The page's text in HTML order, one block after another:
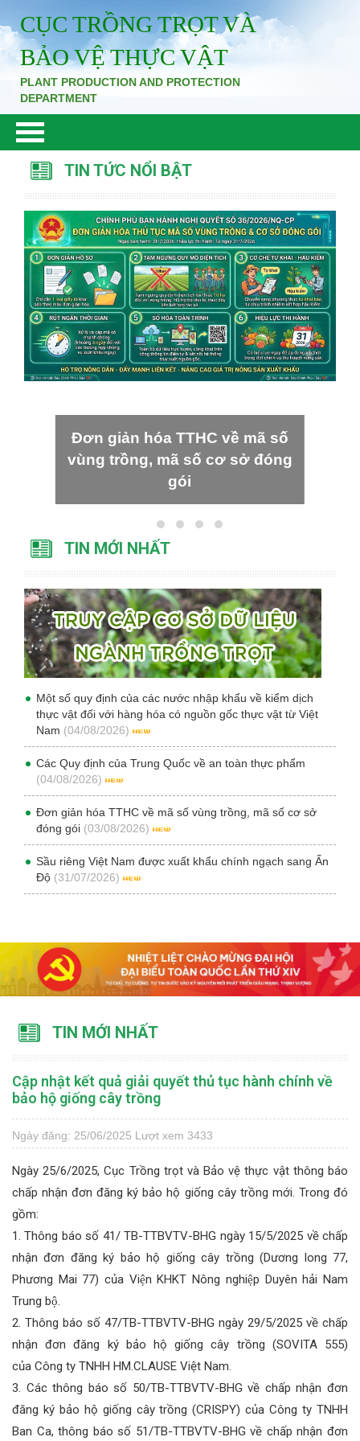
CỤC TRỒNG TRỌT VÀ
BẢO VỆ THỰC VẬT
PLANT PRODUCTION AND PROTECTION
DEPARTMENT
TIN TỨC NỔI BẬT
Đơn giản hóa TTHC về mã số
vùng trồng, mã số cơ sở đóng
gói
TIN MỚI NHẤT
Một số quy định của các nước nhập khẩu về kiểm dịch
thực vật đối với hàng hóa có nguồn gốc thực vật từ Việt
Nam (04/08/2026)
Các Quy định của Trung Quốc về an toàn thực phẩm
(04/08/2026)
Đơn giản hóa TTHC về mã số vùng trồng, mã số cơ sở
đóng gói (03/08/2026)
Sầu riêng Việt Nam được xuất khẩu chính ngạch sang Ấn
Độ (31/07/2026)
TIN MỚI NHẤT
Cập nhật kết quả giải quyết thủ tục hành chính về
bảo hộ giống cây trồng
Ngày đăng: 25/06/2025 Lượt xem 3433
Ngày 25/6/2025, Cục Trồng trọt và Bảo vệ thực vật thông báo
chấp nhận đơn đăng ký bảo hộ giống cây trồng mới. Trong đó
gồm:
1. Thông báo số 41/ TB-TTBVTV-BHG ngày 15/5/2025 về chấp
nhận đơn đăng ký bảo hộ giống cây trồng (Dương long 77,
Phương Mai 77) của Viện KHKT Nông nghiệp Duyên hải Nam
Trung bộ.
2. Thông báo số 47/TB-TTBVTV-BHG ngày 29/5/2025 về chấp
nhận đơn đăng ký bảo hộ giống cây trồng (SOVITA 555)
của Công ty TNHH HM.CLAUSE Việt Nam.
3. Các thông báo số 50/TB-TTBVTV-BHG về chấp nhận đơn
đăng ký bảo hộ giống cây trồng (CRISPY) của Công ty TNHH
Ban Ca, thông báo số 51/TB-TTBVTV-BHG về chấp nhận đơn